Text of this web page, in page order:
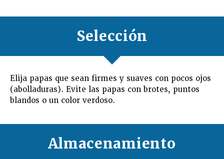
Selección
Elija papas que sean firmes y suaves con pocos ojos
(abolladuras). Evite las papas con brotes, puntos
blandos o un color verdoso.
Almacenamiento